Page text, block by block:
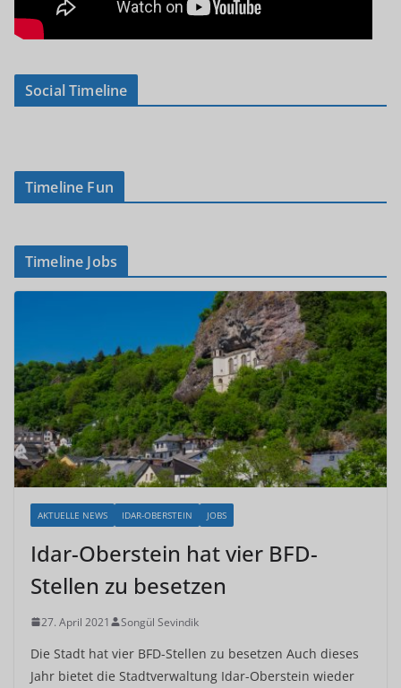
Social Timeline
Timeline Fun
Timeline Jobs
AKTUELLE NEWS IDAR-OBERSTEIN JOBS
Idar-Oberstein hat vier BFD-
Stellen zu besetzen
27. April 2021 Songül Sevindik
Die Stadt hat vier BFD-Stellen zu besetzen Auch dieses
Jahr bietet die Stadtverwaltung Idar-Oberstein wieder